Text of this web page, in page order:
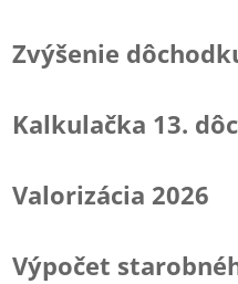
Zvýšenie
Kalkulačka 13.
Valorizácia 2026
Výpočet